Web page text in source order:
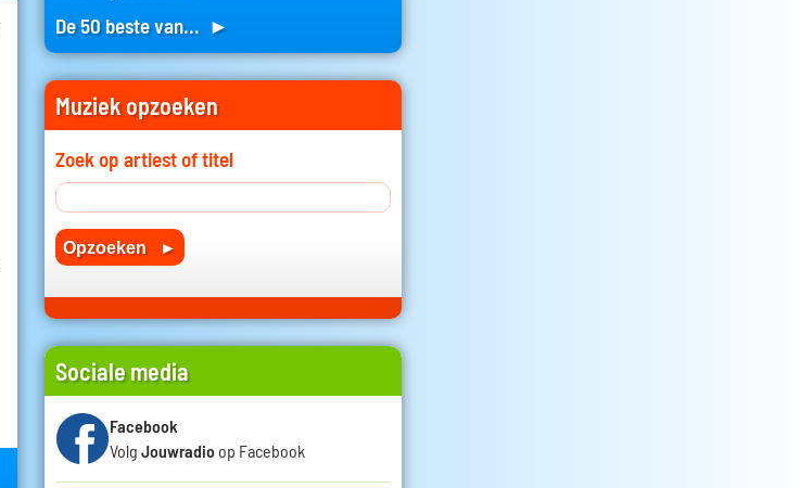
De 50 beste van... ►
Muziek opzoeken
Zoek op artiest of titel
Sociale media
Facebook
Volg Jouwradio op Facebook